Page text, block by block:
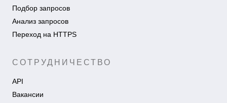
Подбор запросов
Анализ запросов
Переход на HTTPS
СОТРУДНИЧЕСТВО
API
Вакансии